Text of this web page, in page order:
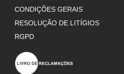
CONDIÇÕES GERAIS
RESOLUÇÃO DE LITÍGIOS
RGPD